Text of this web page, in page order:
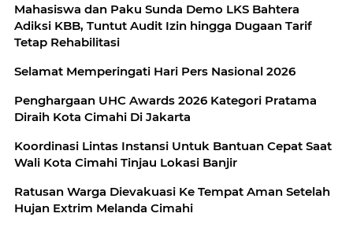
Mahasiswa dan Paku Sunda Demo LKS Bahtera
Adiksi KBB, Tuntut Audit Izin hingga Dugaan Tarif
Tetap Rehabilitasi
Selamat Memperingati Hari Pers Nasional 2026
Penghargaan UHC Awards 2026 Kategori Pratama
Diraih Kota Cimahi Di Jakarta
Koordinasi Lintas Instansi Untuk Bantuan Cepat Saat
Wali Kota Cimahi Tinjau Lokasi Banjir
Ratusan Warga Dievakuasi Ke Tempat Aman Setelah
Hujan Extrim Melanda Cimahi